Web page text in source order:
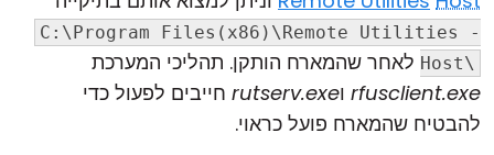
C:\Program Files(x86)\Remote Utilities -
Host\ לאחר שהמארח הותקן. תהליכי המערכת
rfusclient.exe וrutserv.exe חייבים לפעול כדי
להבטיח שהמארח פועל כראוי.